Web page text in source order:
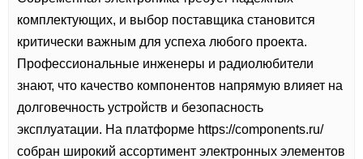
комплектующих, и выбор поставщика становится
критически важным для успеха любого проекта.
Профессиональные инженеры и радиолюбители
знают, что качество компонентов напрямую влияет на
долговечность устройств и безопасность
эксплуатации. На платформе https://components.ru/
собран широкий ассортимент электронных элементов